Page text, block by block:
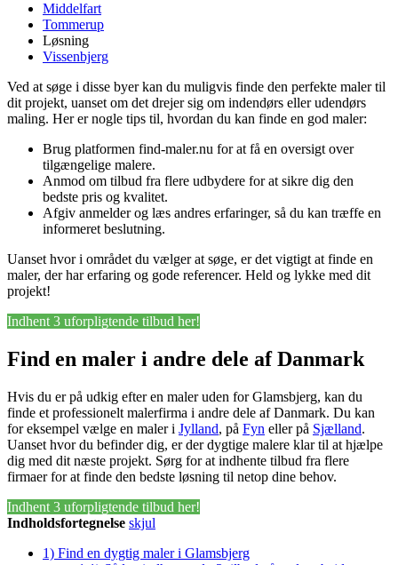
Middelfart
Tommerup
Løsning
Vissenbjerg
Ved at søge i disse byer kan du muligvis finde den perfekte maler til
dit projekt, uanset om det drejer sig om indendørs eller udendørs
maling. Her er nogle tips til, hvordan du kan finde en god maler:
Brug platformen find-maler.nu for at få en oversigt over
tilgængelige malere.
Anmod om tilbud fra flere udbydere for at sikre dig den
bedste pris og kvalitet.
Afgiv anmelder og læs andres erfaringer, så du kan træffe en
informeret beslutning.
Uanset hvor i området du vælger at søge, er det vigtigt at finde en
maler, der har erfaring og gode referencer. Held og lykke med dit
projekt!
Indhent 3 uforpligtende tilbud her!
Find en maler i andre dele af Danmark
Hvis du er på udkig efter en maler uden for Glamsbjerg, kan du
finde et professionelt malerfirma i andre dele af Danmark. Du kan
for eksempel vælge en maler i Jylland, på Fyn eller på Sjælland.
Uanset hvor du befinder dig, er der dygtige malere klar til at hjælpe
dig med dit næste projekt. Sørg for at indhente tilbud fra flere
firmaer for at finde den bedste løsning til netop dine behov.
Indhent 3 uforpligtende tilbud her!
Indholdsfortegnelse skjul
1) Find en dygtig maler i Glamsbjerg